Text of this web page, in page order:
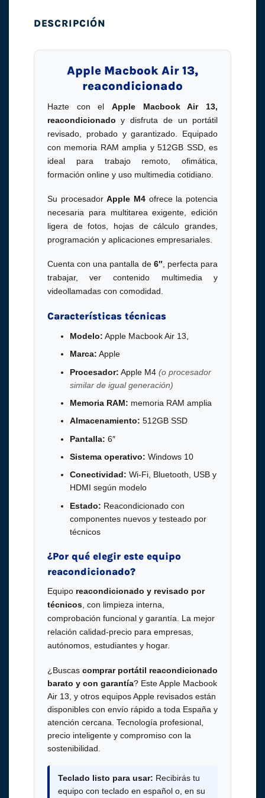
DESCRIPCIÓN
Apple Macbook Air 13,
reacondicionado
Hazte con el Apple Macbook Air 13,
reacondicionado y disfruta de un portátil
revisado, probado y garantizado. Equipado
con memoria RAM amplia y 512GB SSD, es
ideal para trabajo remoto, ofimática,
formación online y uso multimedia cotidiano.
Su procesadorApple M4 ofrece la potencia
necesaria para multitarea exigente, edición
ligera de fotos, hojas de cálculo grandes,
programación y aplicaciones empresariales.
Cuenta con una pantalla de 6″, perfecta para
trabajar, ver contenido multimedia y
videollamadas con comodidad.
Características técnicas
Modelo: Apple Macbook Air 13,
Marca: Apple
Procesador: Apple M4 (o procesador
similar de igual generación)
Memoria RAM: memoria RAM amplia
Almacenamiento: 512GB SSD
Pantalla: 6″
Sistema operativo: Windows 10
Conectividad: Wi-Fi, Bluetooth, USB y
HDMI según modelo
Estado: Reacondicionado con
componentes nuevos y testeado por
técnicos
¿Por qué elegir este equipo
reacondicionado?
Equipo reacondicionado y revisado por
técnicos, con limpieza interna,
comprobación funcional y garantía. La mejor
relación calidad-precio para empresas,
autónomos, estudiantes y hogar.
¿Buscas comprar portátil reacondicionado
barato y con garantía? Este Apple Macbook
Air 13, y otros equipos Apple revisados están
disponibles con envío rápido a toda España y
atención cercana. Tecnología profesional,
precio inteligente y compromiso con la
sostenibilidad.
Teclado listo para usar: Recibirás tu
equipo con teclado en español o, en su